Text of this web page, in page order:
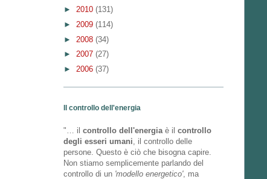
► 2010 (131)
► 2009 (114)
► 2008 (34)
► 2007 (27)
► 2006 (37)
Il controllo dell'energia
"… il controllo dell'energia è il controllo
degli esseri umani , il controllo delle
persone. Questo è ciò che bisogna capire.
Non stiamo semplicemente parlando del
controllo di un 'modello energetico', ma